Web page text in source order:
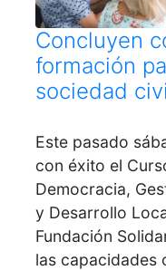
Concluyen
formación
sociedad
Este pasado
con éxito el
Democracia,
y Desarrollo
Fundación
las capacidades